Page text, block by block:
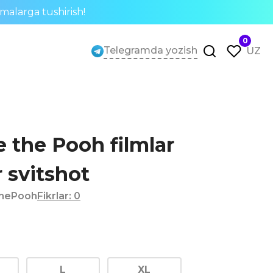
tushirish!
Telegramda yozish
0
UZ
the Pooh filmlar
svitshot
Fikrlar: 0
L XL